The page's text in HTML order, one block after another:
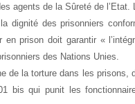
agents de la Sûreté de
dignité des prisonniers
en prison doit garantir «
des Nations Unies.
de la torture dans les
bis qui punit les